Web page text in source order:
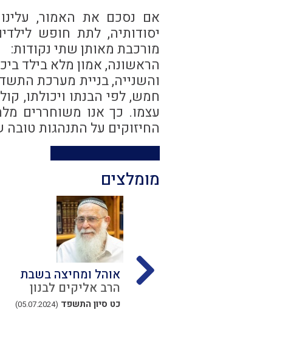
אם נסכם את האמור,
יסודותיה, לתת חופש
מורכבת מאותן שתי נקודות:
הראשונה, אמון מלא בילד
והשנייה, בניית מערכת
חמש, לפי הבנתו ויכולתו,
עצמו. כך אנו משוחררים
החיזוקים על התנהגות
מומלצים
מבוא למלאכת בונה אוהל ומחיצה בשבת
הרב אליקים לבנון
כט סיון התשפד (05.07.2024)